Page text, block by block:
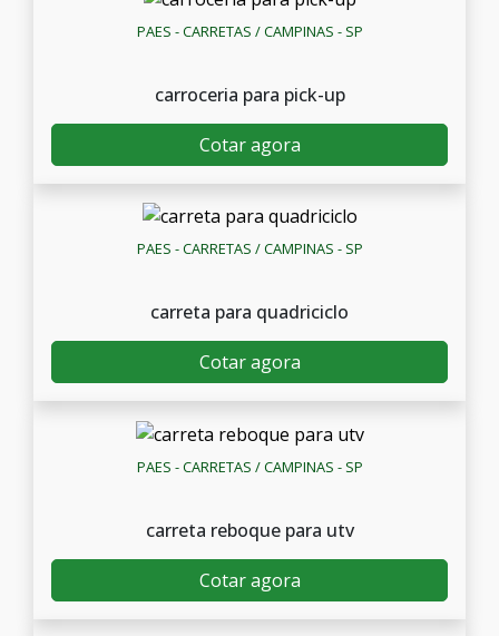
PAES - CARRETAS / CAMPINAS - SP
carroceria para pick-up
Cotar agora
PAES - CARRETAS / CAMPINAS - SP
carreta para quadriciclo
Cotar agora
PAES - CARRETAS / CAMPINAS - SP
carreta reboque para utv
Cotar agora